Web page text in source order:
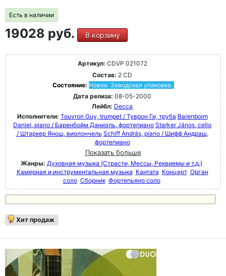
Есть в наличии
19028 руб. В корзину
Артикул: CDVP 021072
Состав: 2 CD
Состояние: Новое. Заводская упаковка.
Дата релиза: 08-05-2000
Лейбл: Decca
Исполнители: Touvron Guy, trumpet / Туврон Ги, труба Barenboim
Daniel, piano / Баренбойм Даниэль, фортепиано Starker János, cello
/ Штаркер Янош, виолончель Schiff András, piano / Шифф Андраш,
фортепиано
Показать больше
Жанры: Духовная музыка (Страсти, Мессы, Реквиемы и т.д.)
Камерная и инструментальная музыка Кантата Концерт Орган
соло Сборник Фортепьяно соло
Хит продаж